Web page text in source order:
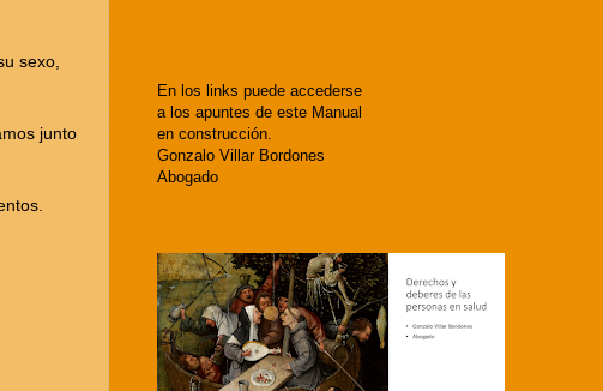
sexo,
junto
En los links puede accederse
a los apuntes de este Manual
en construcción.
Gonzalo Villar Bordones
Abogado